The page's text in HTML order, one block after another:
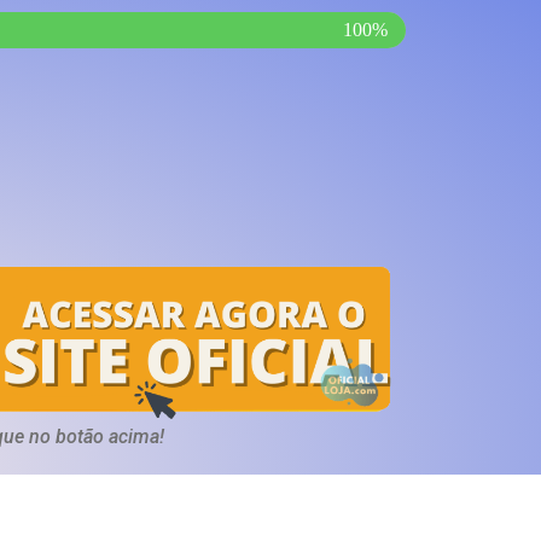
100%
no botão acima!